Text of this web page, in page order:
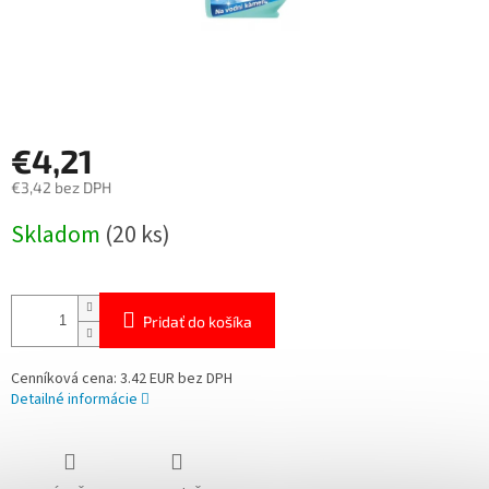
€4,21
€3,42 bez DPH
cena:
Skladom (20 ks)
Pridať do košíka
Cenníková cena: 3.42 EUR bez DPH
Detailné informácie